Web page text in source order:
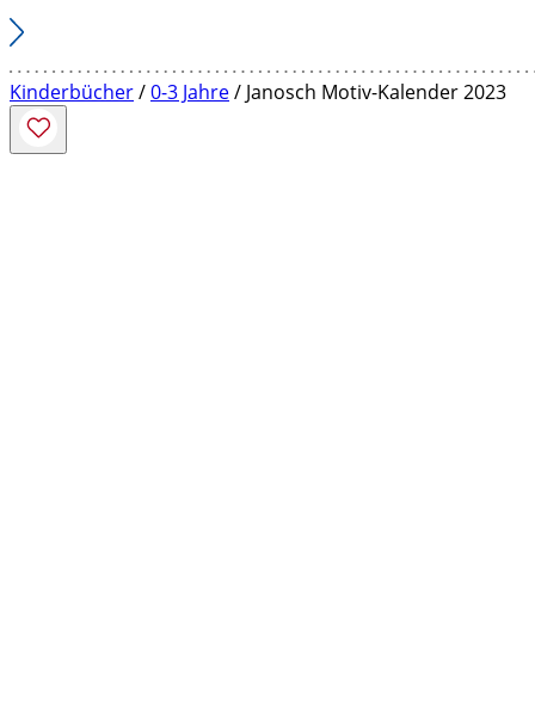
Kinderbücher/0-3 Jahre/ Janosch Motiv-Kalender 2023